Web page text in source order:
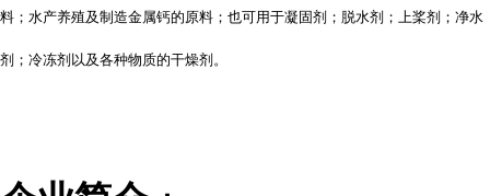
料；水产养殖及制造金属钙的原料；也可用于凝固剂；脱水剂；上桨剂；净水
剂；冷冻剂以及各种物质的干燥剂。